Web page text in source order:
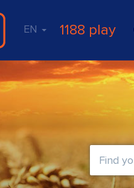
EN 1188 play